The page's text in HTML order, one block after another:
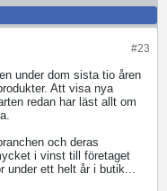
#23
under dom sista tio åren
Att visa nya
redan har läst allt om
och deras
i vinst till företaget
under ett helt år i butik...